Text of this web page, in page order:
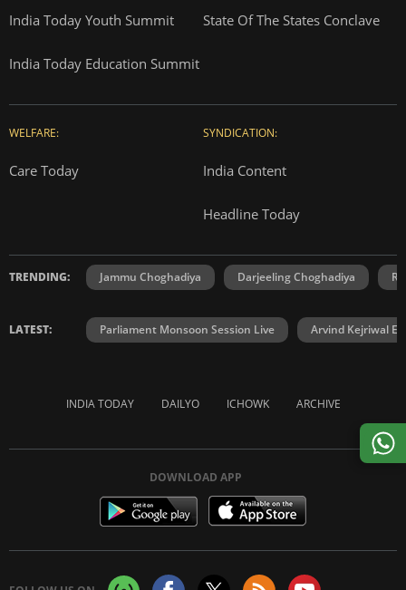
India Today Youth Summit State Of The States Conclave
India Today Education Summit
WELFARE:
Care Today
SYNDICATION:
India Content
Headline Today
TRENDING: Jammu Choghadiya Darjeeling Choghadiya
LATEST: Parliament Monsoon Session Live Arvind Kejriwal
INDIA TODAY DAILYO ICHOWK ARCHIVE
DOWNLOAD APP